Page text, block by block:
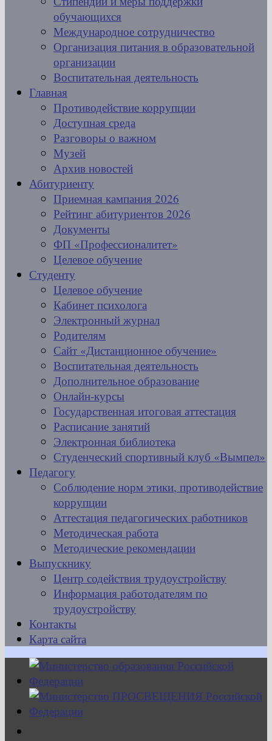
обучающихся
Международное сотрудничество
Организация питания в образовательной
организации
Воспитательная деятельность
Главная
Противодействие коррупции
Доступная среда
Разговоры о важном
Музей
Архив новостей
Абитуриенту
Приемная кампания 2026
Рейтинг абитуриентов 2026
Документы
ФП «Профессионалитет»
Целевое обучение
Студенту
Целевое обучение
Кабинет психолога
Электронный журнал
Родителям
Сайт «Дистанционное обучение»
Воспитательная деятельность
Дополнительное образование
Онлайн-курсы
Государственная итоговая аттестация
Расписание занятий
Электронная библиотека
Студенческий спортивный клуб «Вымпел»
Педагогу
Соблюдение норм этики, противодействие
коррупции
Аттестация педагогических работников
Методическая работа
Методические рекомендации
Выпускнику
Центр содействия трудоустройству
Информация работодателям по
трудоустройству
Контакты
Карта сайта